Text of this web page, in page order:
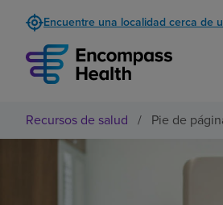
Encuentre una localidad cerca de
Recursos de salud / Pie de